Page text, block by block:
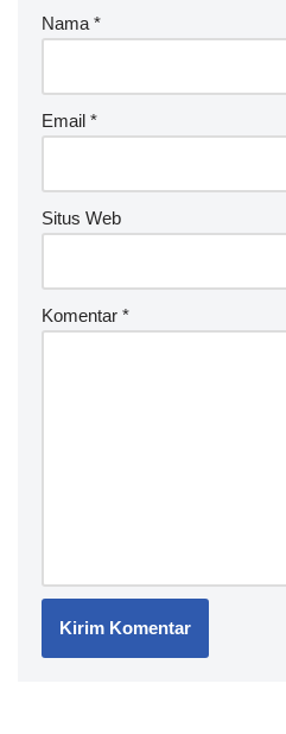
Nama*
Email *
Situs Web
Komentar *
n
ti
v